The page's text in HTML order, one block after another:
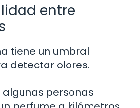
entre
tiene un umbral
detectar olores.
algunas personas